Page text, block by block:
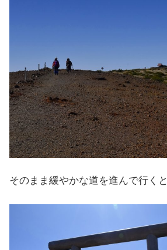
そのまま緩やかな道を進んで行くと